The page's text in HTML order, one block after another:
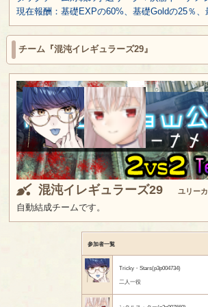
現在報酬：基礎EXPの60%、基礎Goldの25％
チーム『混沌イレギュラーズ29』
混沌イレギュラーズ29 ユリー
自動結成チームです。
参加者一覧
Tricky・Stars(p3p004734)
二人一役